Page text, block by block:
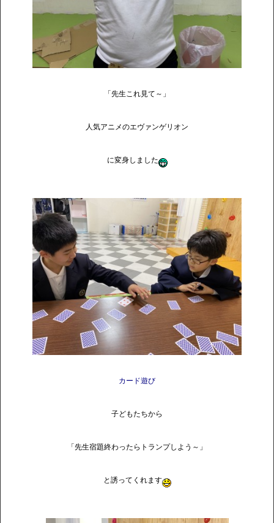
「先生これ見て～」
人気アニメのエヴァンゲリオン
に変身しました
カード遊び
子どもたちから
「先生宿題終わったらトランプしよう～」
と誘ってくれます